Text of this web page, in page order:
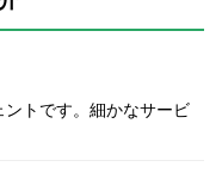
トです。細かなサービ